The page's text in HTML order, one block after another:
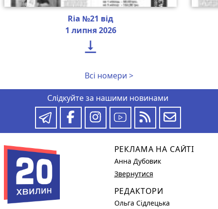
Ria №21 від
1 липня 2026

Всі номери >
Слідкуйте за нашими новинами
РЕКЛАМА НА САЙТІ
Анна Дубовик
Звернутися
РЕДАКТОРИ
Ольга Сідлецька